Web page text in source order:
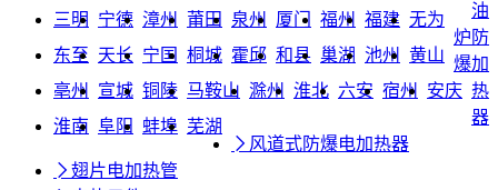
三明
宁德 漳州 莆田 泉州 厦门 福州 福建 无为
东至 天长 宁国 桐城 霍邱 和县 巢湖 池州
黄山
亳州
宣城 铜陵 马鞍山 滁州 淮北 六安 宿州
安庆
淮南 阜阳 蚌埠 芜湖
油
炉防
爆加
热
器
 风道式防爆电加热器
 翅片电加热管